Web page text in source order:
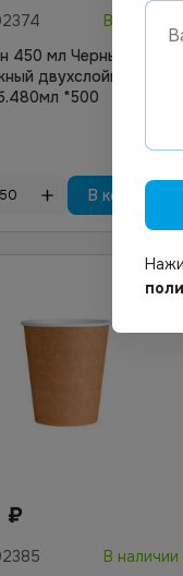
В наличии
450 мл Черный
двухслойн. d 90
*500
В корзину
₽
В наличии